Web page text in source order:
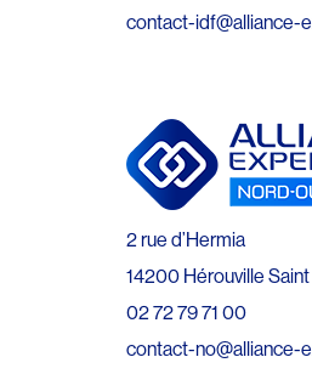
contact-idf@alliance-
2 rue d’Hermia
14200 Hérouville
02 72 79 71 00
contact-no@alliance-